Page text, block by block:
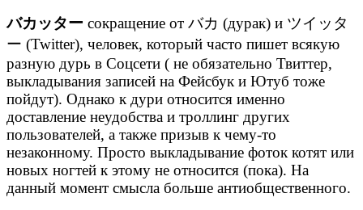
バカッター сокращение от バカ (дурак) и ツイッタ
ー (Twitter), человек, который часто пишет всякую
разную дурь в Соцсети ( не обязательно Твиттер,
выкладывания записей на Фейсбук и Ютуб тоже
пойдут). Однако к дури относится именно
доставление неудобства и троллинг других
пользователей, а также призыв к чему-то
незаконному. Просто выкладывание фоток котят или
новых ногтей к этому не относится (пока). На
данный момент смысла больше антиобщественного.